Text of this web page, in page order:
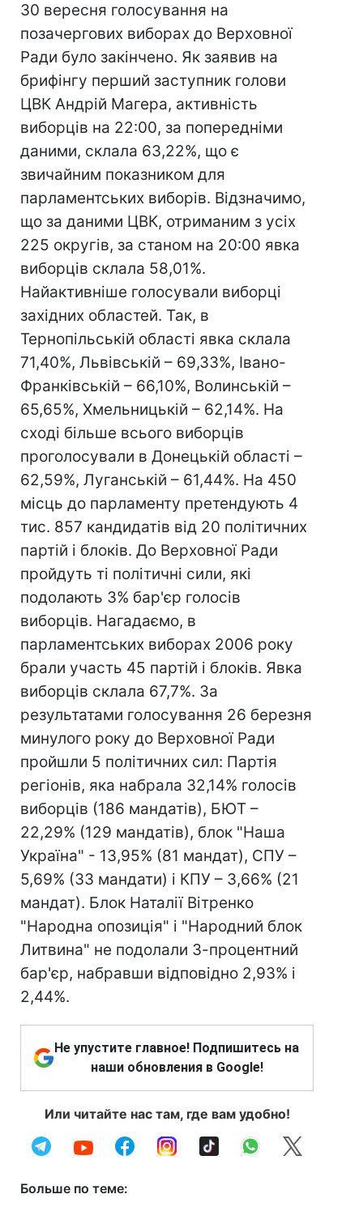
30 вересня голосування на
позачергових виборах до Верховної
Ради було закінчено. Як заявив на
брифінгу перший заступник голови
ЦВК Андрій Магера, активність
виборців на 22:00, за попередніми
даними, склала 63,22%, що є
звичайним показником для
парламентських виборів. Відзначимо,
що за даними ЦВК, отриманим з усіх
225 округів, за станом на 20:00 явка
виборців склала 58,01%.
Найактивніше голосували виборці
західних областей. Так, в
Тернопільській області явка склала
71,40%, Львівській – 69,33%, Івано-
Франківській – 66,10%, Волинській –
65,65%, Хмельницькій – 62,14%. На
сході більше всього виборців
проголосували в Донецькій області –
62,59%, Луганській – 61,44%. На 450
місць до парламенту претендують 4
тис. 857 кандидатів від 20 політичних
партій і блоків. До Верховної Ради
пройдуть ті політичні сили, які
подолають 3% бар'єр голосів
виборців. Нагадаємо, в
парламентських виборах 2006 року
брали участь 45 партій і блоків. Явка
виборців склала 67,7%. За
результатами голосування 26 березня
минулого року до Верховної Ради
пройшли 5 політичних сил: Партія
регіонів, яка набрала 32,14% голосів
виборців (186 мандатів), БЮТ –
22,29% (129 мандатів), блок "Наша
Україна" - 13,95% (81 мандат), СПУ –
5,69% (33 мандати) і КПУ – 3,66% (21
мандат). Блок Наталії Вітренко
"Народна опозиція" і "Народний блок
Литвина" не подолали 3-процентний
бар'єр, набравши відповідно 2,93% і
2,44%.
Не упустите главное! Подпишитесь на
наши обновления в Google!
Или читайте нас там, где вам удобно!
Больше по теме: